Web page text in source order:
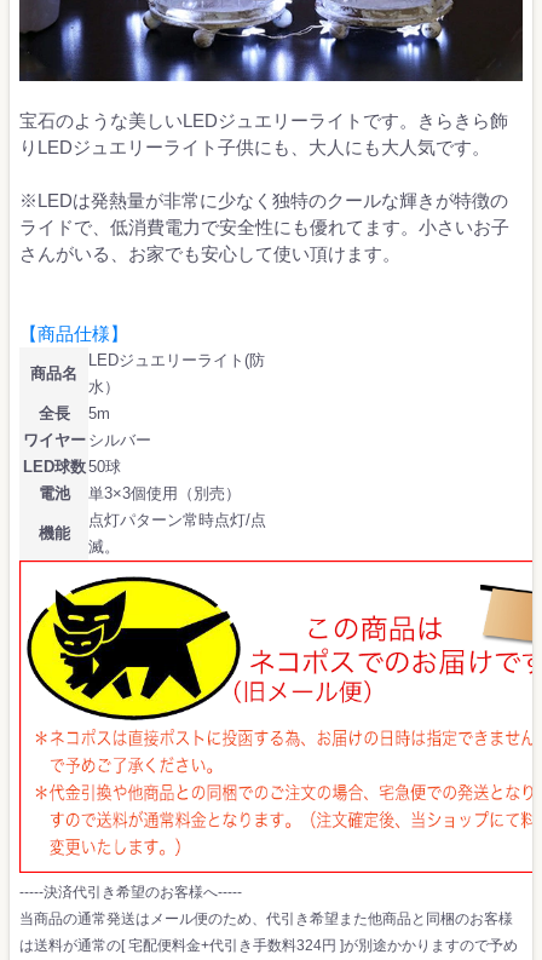
宝石のような美しいLEDジュエリーライトです。きらきら飾
りLEDジュエリーライト子供にも、大人にも大人気です。
※LEDは発熱量が非常に少なく独特のクールな輝きが特徴の
ライドで、低消費電力で安全性にも優れてます。小さいお子
さんがいる、お家でも安心して使い頂けます。
【商品仕様】
商品名
LEDジュエリーライト(防
水）
全長
5m
ワイヤー シルバー
LED球数50球
電池
単3×3個使用（別売）
機能
点灯パターン常時点灯/点
滅。
-----決済代引き希望のお客様へ-----
当商品の通常発送はメール便のため、代引き希望また他商品と同梱のお客様
は送料が通常の[ 宅配便料金+代引き手数料324円 ]が別途かかりますので予め